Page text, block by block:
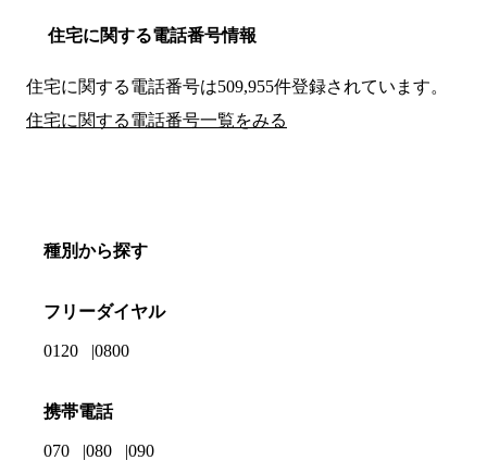
住宅に関する電話番号情報
住宅に関する電話番号は509,955件登録されています。
住宅に関する電話番号一覧をみる
種別から探す
フリーダイヤル
0120 0800
携帯電話
070 080 090